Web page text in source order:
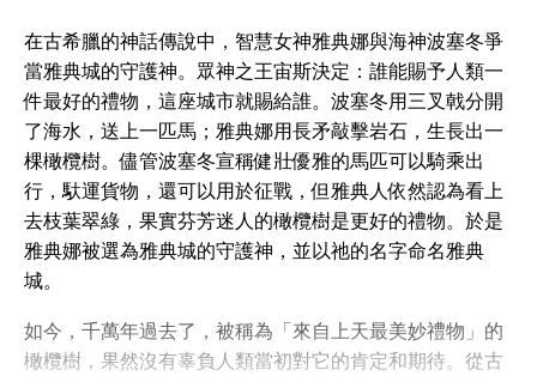
在古希臘的神話傳說中，智慧女神雅典娜與海神波塞冬爭
當雅典城的守護神。眾神之王宙斯決定：誰能賜予人類一
件最好的禮物，這座城市就賜給誰。波塞冬用三叉戟分開
了海水，送上一匹馬；雅典娜用長矛敲擊岩石，生長出一
棵橄欖樹。儘管波塞冬宣稱健壯優雅的馬匹可以騎乘出
行，馱運貨物，還可以用於征戰，但雅典人依然認為看上
去枝葉翠綠，果實芬芳迷人的橄欖樹是更好的禮物。於是
雅典娜被選為雅典城的守護神，並以祂的名字命名雅典
城。
如今，千萬年過去了，被稱為「來自上天最美妙禮物」的
橄欖樹，果然沒有辜負人類當初對它的肯定和期待。從古